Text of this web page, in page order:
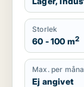
Storlek
60 - 100 m2
Max. per
Ej angivet